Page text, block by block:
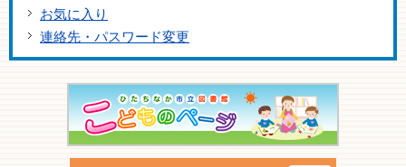
お気に入り
連絡先・パスワード変更